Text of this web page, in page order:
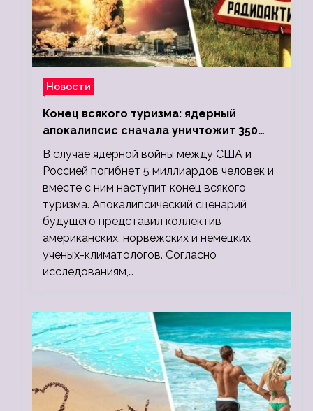
Новости
Конец всякого туризма: ядерный
апокалипсис сначала уничтожит 350
миллионов, а потом 5 миллиардов
людей
В случае ядерной войны между США и
Россией погибнет 5 миллиардов человек и
вместе с ним наступит конец всякого
туризма. Апокалипсический сценарий
будущего представил коллектив
американских, норвежских и немецких
ученых-климатологов. Согласно
исследованиям,…